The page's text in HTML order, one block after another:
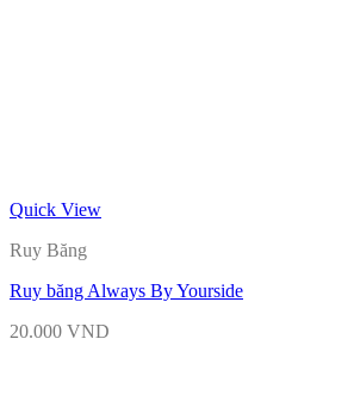
Quick View
Ruy Băng
Ruy băng Always By Yourside
20.000 VND